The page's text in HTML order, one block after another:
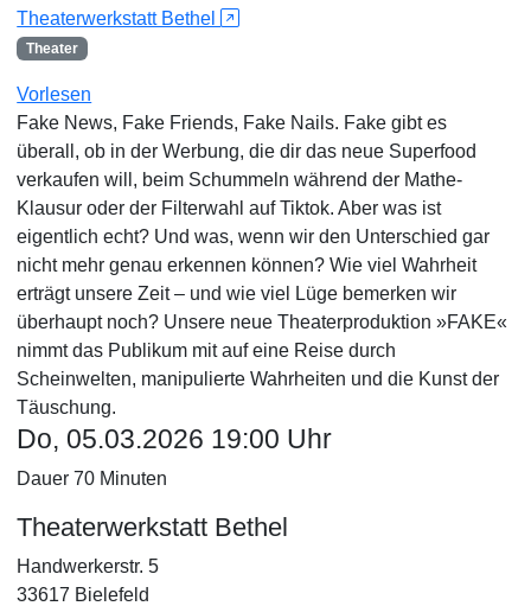
Theaterwerkstatt Bethel
Theater
Vorlesen
Fake News, Fake Friends, Fake Nails. Fake gibt es
überall, ob in der Werbung, die dir das neue Superfood
verkaufen will, beim Schummeln während der Mathe-
Klausur oder der Filterwahl auf Tiktok. Aber was ist
eigentlich echt? Und was, wenn wir den Unterschied gar
nicht mehr genau erkennen können? Wie viel Wahrheit
erträgt unsere Zeit – und wie viel Lüge bemerken wir
überhaupt noch? Unsere neue Theaterproduktion »FAKE«
nimmt das Publikum mit auf eine Reise durch
Scheinwelten, manipulierte Wahrheiten und die Kunst der
Täuschung.
Do, 05.03.2026 19:00 Uhr
Dauer 70 Minuten
Theaterwerkstatt Bethel
Handwerkerstr. 5
33617 Bielefeld